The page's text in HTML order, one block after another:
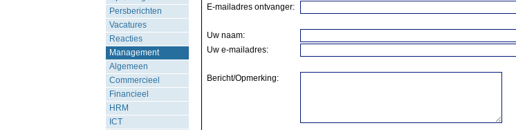
Persberichten
Vacatures
Reacties
Management
Algemeen
Commercieel
Financieel
HRM
ICT
E-mailadres ontvanger:
Uw naam:
Uw e-mailadres:
Bericht/Opmerking: